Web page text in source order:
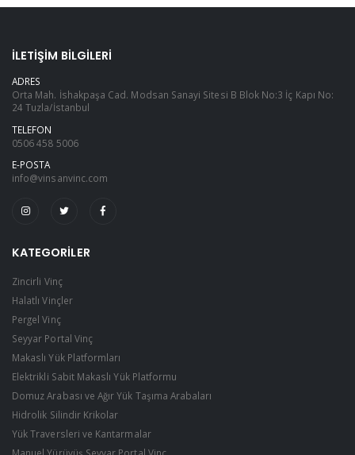
İLETIŞIM BILGILERI
ADRES
Orta Mah. İshakpaşa Cad. Modsan Sanayi Sitesi B Blok No:3 İç Kapı No:
24 Tuzla/İstanbul
TELEFON
0506 458 5006
E-POSTA
info@vinsanvinc.com
KATEGORILER
Zincirli Vinç
Halatlı Vinçler
Pergel Vinç
Seyyar Portal Vinç
Makaslı Yük Platformları
Elektrikli Sabit Makaslı Yük Platformu
Domuz Arabası ve Ağır Yük Taşıma Arabaları
Hidrolik Silindir Krikolar
Yük Traversleri ve Kantarmalar